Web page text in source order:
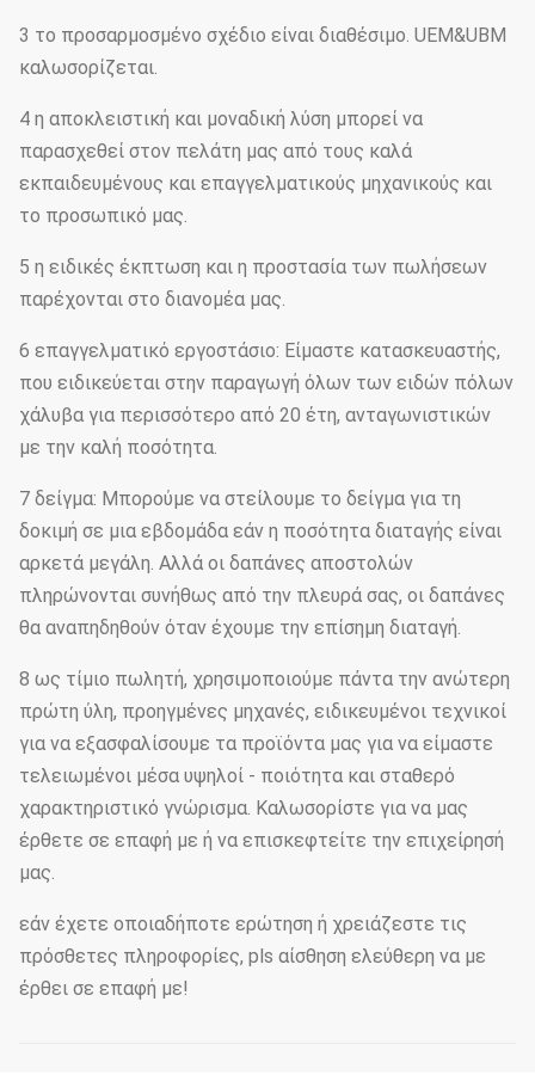
3 το προσαρμοσμένο σχέδιο είναι διαθέσιμο. UEM&UBM
καλωσορίζεται.
4 η αποκλειστική και μοναδική λύση μπορεί να
παρασχεθεί στον πελάτη μας από τους καλά
εκπαιδευμένους και επαγγελματικούς μηχανικούς και
το προσωπικό μας.
5 η ειδικές έκπτωση και η προστασία των πωλήσεων
παρέχονται στο διανομέα μας.
6 επαγγελματικό εργοστάσιο: Είμαστε κατασκευαστής,
που ειδικεύεται στην παραγωγή όλων των ειδών πόλων
χάλυβα για περισσότερο από 20 έτη, ανταγωνιστικών
με την καλή ποσότητα.
7 δείγμα: Μπορούμε να στείλουμε το δείγμα για τη
δοκιμή σε μια εβδομάδα εάν η ποσότητα διαταγής είναι
αρκετά μεγάλη. Αλλά οι δαπάνες αποστολών
πληρώνονται συνήθως από την πλευρά σας, οι δαπάνες
θα αναπηδηθούν όταν έχουμε την επίσημη διαταγή.
8 ως τίμιο πωλητή, χρησιμοποιούμε πάντα την ανώτερη
πρώτη ύλη, προηγμένες μηχανές, ειδικευμένοι τεχνικοί
για να εξασφαλίσουμε τα προϊόντα μας για να είμαστε
τελειωμένοι μέσα υψηλοί - ποιότητα και σταθερό
χαρακτηριστικό γνώρισμα. Καλωσορίστε για να μας
έρθετε σε επαφή με ή να επισκεφτείτε την επιχείρησή
μας.
εάν έχετε οποιαδήποτε ερώτηση ή χρειάζεστε τις
πρόσθετες πληροφορίες, pls αίσθηση ελεύθερη να με
έρθει σε επαφή με!